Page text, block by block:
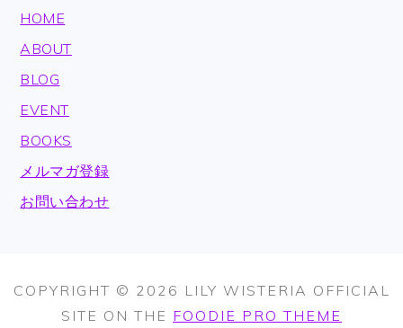
FOOTER
HOME
ABOUT
BLOG
EVENT
BOOKS
メルマガ登録
お問い合わせ
COPYRIGHT © 2026 LILY WISTERIA OFFICIAL
SITE ON THE FOODIE PRO THEME